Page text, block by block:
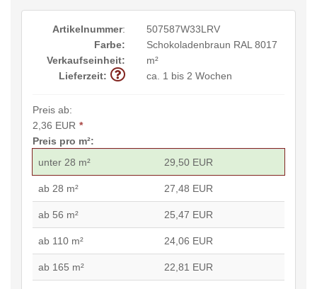
Artikelnummer:
507587W33LRV
Farbe:
Schokoladenbraun RAL 8017
Verkaufseinheit:
m²
Lieferzeit:
ca. 1 bis 2 Wochen
Preis ab:
2,36 EUR *
Preis pro m²:
unter 28 m²
29,50 EUR
ab 28 m² 27,48 EUR
ab 56 m² 25,47 EUR
ab 110 m² 24,06 EUR
ab 165 m² 22,81 EUR